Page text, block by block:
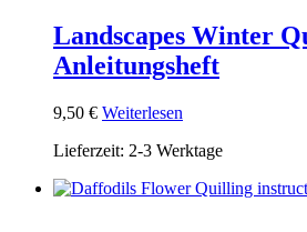
Landscapes Winter
Anleitungsheft
9,50 € Weiterlesen
Lieferzeit: 2-3 Werktage